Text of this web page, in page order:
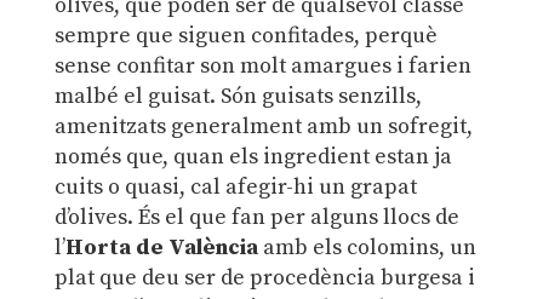
olives, que poden ser de qualsevol classe
sempre que siguen confitades, perquè
sense confitar son molt amargues i farien
malbé el guisat. Són guisats senzills,
amenitzats generalment amb un sofregit,
només que, quan els ingredient estan ja
cuits o quasi, cal afegir-hi un grapat
d’olives. És el que fan per alguns llocs de
l’Horta de Valènciaamb els colomins, un
plat que deu ser de procedència burgesa i